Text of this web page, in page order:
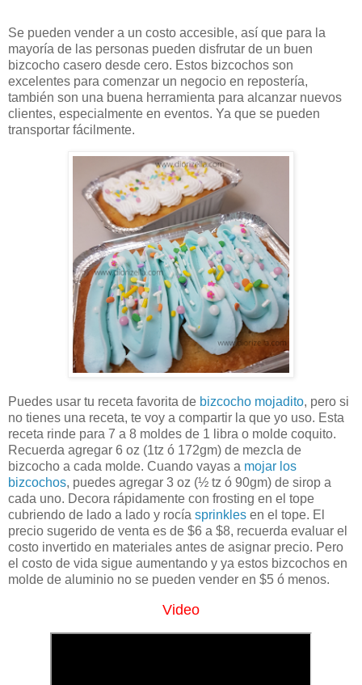
Se pueden vender a un costo accesible, así que para la
mayoría de las personas pueden disfrutar de un buen
bizcocho casero desde cero. Estos bizcochos son
excelentes para comenzar un negocio en repostería,
también son una buena herramienta para alcanzar nuevos
clientes, especialmente en eventos. Ya que se pueden
transportar fácilmente.
Puedes usar tu receta favorita de bizcocho mojadito, pero si
no tienes una receta, te voy a compartir la que yo uso. Esta
receta rinde para 7 a 8 moldes de 1 libra o molde coquito.
Recuerda agregar 6 oz (1tz ó 172gm) de mezcla de
bizcocho a cada molde. Cuando vayas a mojar los
bizcochos, puedes agregar 3 oz (½ tz ó 90gm) de sirop a
cada uno. Decora rápidamente con frosting en el tope
cubriendo de lado a lado y rocía sprinkles en el tope. El
precio sugerido de venta es de $6 a $8, recuerda evaluar el
costo invertido en materiales antes de asignar precio. Pero
el costo de vida sigue aumentando y ya estos bizcochos en
molde de aluminio no se pueden vender en $5 ó menos.
Video